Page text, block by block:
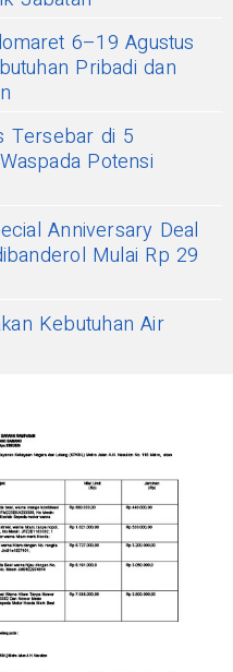
6–19 Agustus
Pribadi dan
Tersebar di 5
Potensi
Anniversary Deal
Mulai Rp 29
Kebutuhan Air